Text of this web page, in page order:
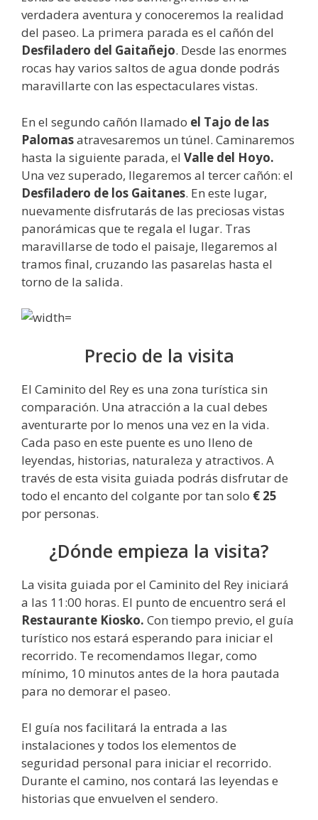
verdadera aventura y conoceremos la realidad
del paseo. La primera parada es el cañón del
Desfiladero del Gaitañejo. Desde las enormes
rocas hay varios saltos de agua donde podrás
maravillarte con las espectaculares vistas.
En el segundo cañón llamado el Tajo de las
Palomasatravesaremos un túnel. Caminaremos
hasta la siguiente parada, el Valle del Hoyo.
Una vez superado, llegaremos al tercer cañón: el
Desfiladero de los Gaitanes. En este lugar,
nuevamente disfrutarás de las preciosas vistas
panorámicas que te regala el lugar. Tras
maravillarse de todo el paisaje, llegaremos al
tramos final, cruzando las pasarelas hasta el
torno de la salida.
Precio de la visita
El Caminito del Rey es una zona turística sin
comparación. Una atracción a la cual debes
aventurarte por lo menos una vez en la vida.
Cada paso en este puente es uno lleno de
leyendas, historias, naturaleza y atractivos. A
través de esta visita guiada podrás disfrutar de
todo el encanto del colgante por tan solo € 25
por personas.
¿Dónde empieza la visita?
La visita guiada por el Caminito del Rey iniciará
a las 11:00 horas. El punto de encuentro será el
Restaurante Kiosko. Con tiempo previo, el guía
turístico nos estará esperando para iniciar el
recorrido. Te recomendamos llegar, como
mínimo, 10 minutos antes de la hora pautada
para no demorar el paseo.
El guía nos facilitará la entrada a las
instalaciones y todos los elementos de
seguridad personal para iniciar el recorrido.
Durante el camino, nos contará las leyendas e
historias que envuelven el sendero.